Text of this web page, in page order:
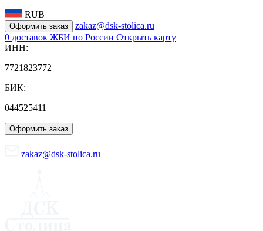
RUB
Оформить заказ
zakaz@dsk-stolica.ru
0 доставок ЖБИ по России Открыть карту
ИНН:
7721823772
БИК:
044525411
Оформить заказ
zakaz@dsk-stolica.ru